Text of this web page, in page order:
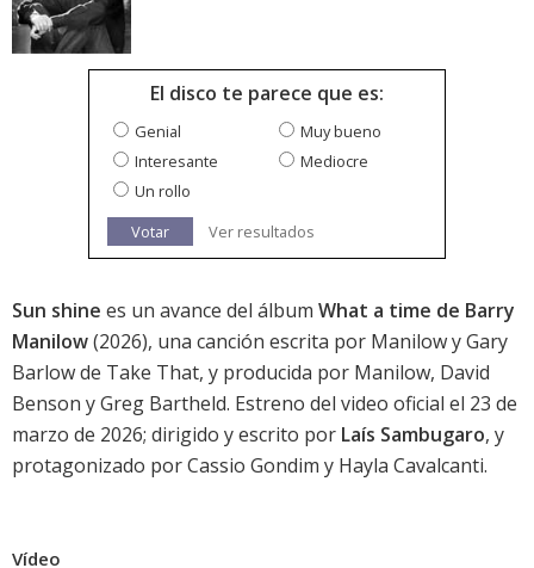
El disco te parece que es:
Genial
Muy bueno
Interesante
Mediocre
Un rollo
Votar
Ver resultados
Sun shine es un avance del álbum What a time de Barry
Manilow(2026), una canción escrita por Manilow y Gary
Barlow de Take That, y producida por Manilow, David
Benson y Greg Bartheld. Estreno del video oficial el 23 de
marzo de 2026; dirigido y escrito por Laís Sambugaro, y
protagonizado por Cassio Gondim y Hayla Cavalcanti.
Vídeo